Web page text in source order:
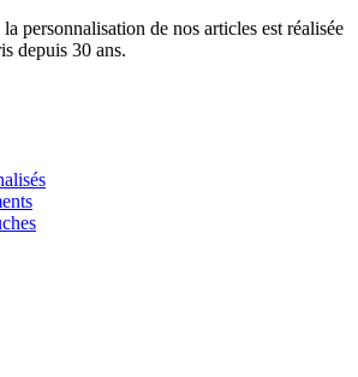
de nos articles est réalisée
depuis 30 ans.